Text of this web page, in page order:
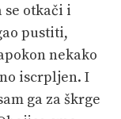
se otkači i
pustiti,
nekako
iscrpljen. I
ga za škrge